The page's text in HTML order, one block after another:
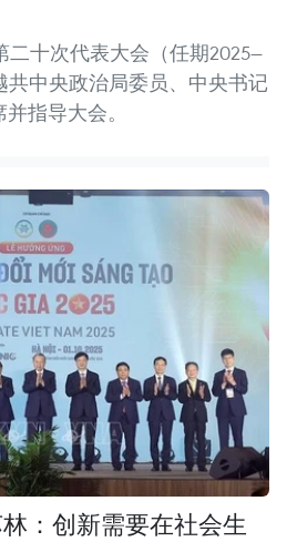
二十次代表大会（任期2025—
共中央政治局委员、中央书记
指导大会。
：创新需要在社会生